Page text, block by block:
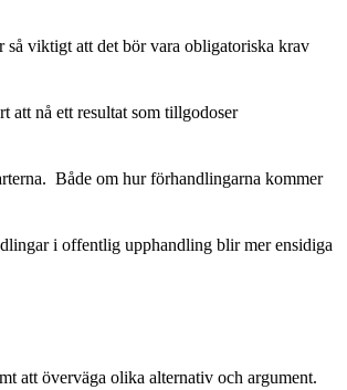
så viktigt att det bör vara obligatoriska krav
nå ett resultat som tillgodoser
Både om hur förhandlingarna kommer
i offentlig upphandling blir mer ensidiga
att överväga olika alternativ och argument.